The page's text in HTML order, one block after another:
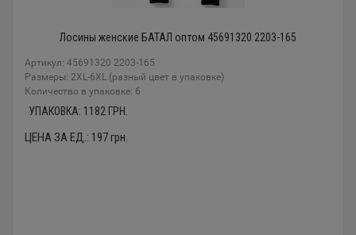
Лосины женские БАТАЛ оптом 45691320 2203-165
Артикул: 45691320 2203-165
Размеры: 2XL-6XL (разный цвет в упаковке)
Количество в упаковке: 6
УПАКОВКА: 1182 ГРН.
ЦЕНА ЗА ЕД.: 197грн.